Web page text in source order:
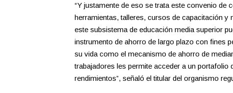
“Y justamente de eso se trata este convenio
herramientas, talleres, cursos de capacitación y
este subsistema de educación media superior
instrumento de ahorro de largo plazo con fines
su vida como el mecanismo de ahorro de
trabajadores les permite acceder a un
rendimientos”, señaló el titular del organismo